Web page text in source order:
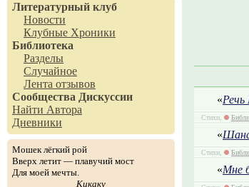
Литературный клуб
Новости
Клубные Хроники
Библиотека
Разделы
Случайное
Лента отзывов
Сообщества Дискуссии
Найти Автора
Дневники
Мошек лёгкий рой
Вверх летит — плавучий мост
Для моей мечты.
Кикаку
«Речь
Стихи,
«
Стихи,
«Мне